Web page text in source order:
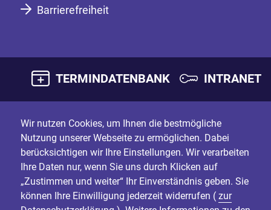
Barrierefreiheit
TERMINDATENBANK INTRANET
Wir nutzen Cookies, um Ihnen die bestmögliche
Nutzung unserer Webseite zu ermöglichen. Dabei
berücksichtigen wir Ihre Einstellungen. Wir verarbeiten
Ihre Daten nur, wenn Sie uns durch Klicken auf
„Zustimmen und weiter“ Ihr Einverständnis geben. Sie
können Ihre Einwilligung jederzeit widerrufen ( zur